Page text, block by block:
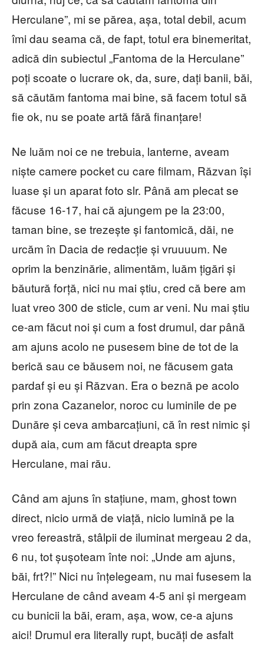
Herculane”, mi se părea, așa, total debil, acum
îmi dau seama că, de fapt, totul era binemeritat,
adică din subiectul „Fantoma de la Herculane”
poți scoate o lucrare ok, da, sure, dați banii, băi,
să căutăm fantoma mai bine, să facem totul să
fie ok, nu se poate artă fără finanțare!
Ne luăm noi ce ne trebuia, lanterne, aveam
niște camere pocket cu care filmam, Răzvan își
luase și un aparat foto slr. Până am plecat se
făcuse 16-17, hai că ajungem pe la 23:00,
taman bine, se trezește și fantomică, dăi, ne
urcăm în Dacia de redacție și vruuuum. Ne
oprim la benzinărie, alimentăm, luăm țigări și
băutură forță, nici nu mai știu, cred că bere am
luat vreo 300 de sticle, cum ar veni. Nu mai știu
ce-am făcut noi și cum a fost drumul, dar până
am ajuns acolo ne pusesem bine de tot de la
berică sau ce băusem noi, ne făcusem gata
pardaf și eu și Răzvan. Era o beznă pe acolo
prin zona Cazanelor, noroc cu luminile de pe
Dunăre și ceva ambarcațiuni, că în rest nimic și
după aia, cum am făcut dreapta spre
Herculane, mai rău.
Când am ajuns în stațiune, mam, ghost town
direct, nicio urmă de viață, nicio lumină pe la
vreo fereastră, stâlpii de iluminat mergeau 2 da,
6 nu, tot șușoteam înte noi: „Unde am ajuns,
băi, frt?!” Nici nu înțelegeam, nu mai fusesem la
Herculane de când aveam 4-5 ani și mergeam
cu bunicii la băi, eram, așa, wow, ce-a ajuns
aici! Drumul era literally rupt, bucăți de asfalt